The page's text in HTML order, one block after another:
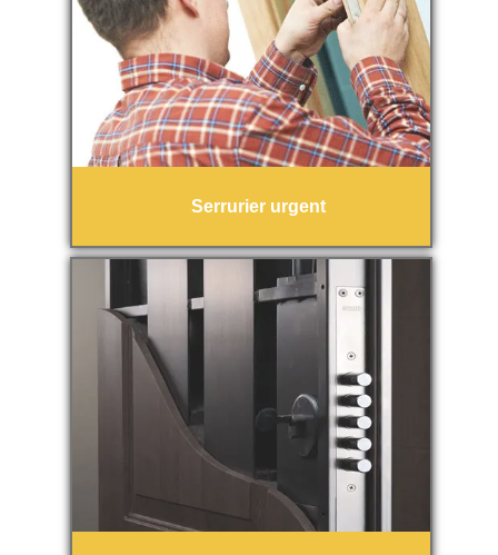
Serrurier urgent